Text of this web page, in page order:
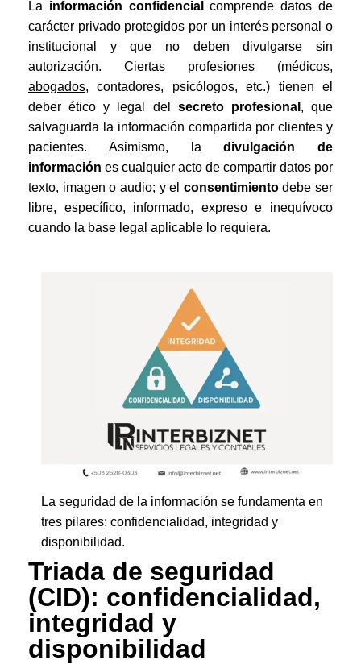
La información confidencial
comprende datos de
carácter privado protegidos por un interés personal o
institucional y que no deben divulgarse sin
autorización. Ciertas profesiones (médicos,
abogados, contadores, psicólogos, etc.) tienen el
deber ético y legal del secreto profesional , que
salvaguarda la información compartida por clientes y
pacientes. Asimismo, ladivulgación de
información es cualquier acto de compartir datos por
texto, imagen o audio; y el consentimientodebe ser
libre, específico, informado, expreso e inequívoco
cuando la base legal aplicable lo requiera.
La seguridad de la información se fundamenta en
tres pilares: confidencialidad, integridad y
disponibilidad.
Triada de seguridad
(CID): confidencialidad,
integridad y
disponibilidad